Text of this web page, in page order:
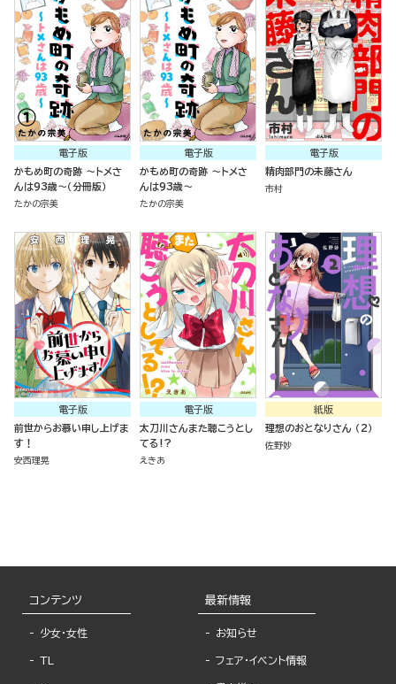
電子版
かもめ町の奇跡 ～トメさ
んは93歳～（分冊版）
たかの宗美
電子版
かもめ町の奇跡 ～トメさ
んは93歳～
たかの宗美
電子版
精肉部門の未藤さん
市村
電子版
前世からお慕い申し上げま
す！
安西理晃
電子版
太刀川さんまた聴こうとし
てる!?
えきあ
紙版
理想のおとなりさん （2）
佐野妙
コンテンツ
少女・女性
TL
最新情報
お知らせ
フェア・イベント情報